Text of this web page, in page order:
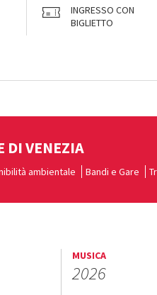
INGRESSO CON
BIGLIETTO
DI VENEZIA
ambientale Bandi e Gare
MUSICA
2026